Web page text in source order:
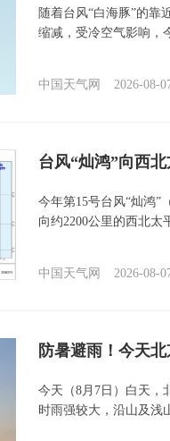
随着台风“白海豚”的靠
缩减，受冷空气影响，
中国天气网 2026-08-
台风“灿鸿”向西
今年第15号台风“灿鸿”
向约2200公里的西北太
中国天气网 2026-08-
防暑避雨！今天
今天（8月7日）白天，
时雨强较大，沿山及浅